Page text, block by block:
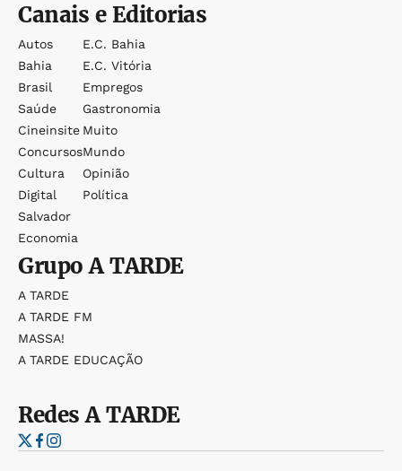
Canais e Editorias
Autos
Bahia
Brasil
Saúde
Cineinsite
Concursos
Cultura
Digital
Salvador
Economia
E.c. Bahia
E.c. Vitória
Empregos
Gastronomia
Muito
Mundo
Opinião
Política
GrupoA TARDE
A TARDE
A TARDE FM
MASSA!
A TARDE EDUCAÇÃO
RedesA TARDE